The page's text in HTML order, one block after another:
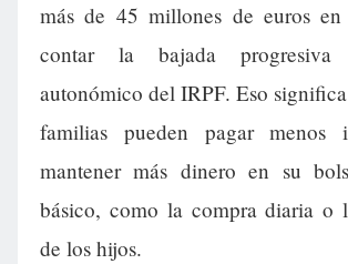
más de 45 millones de euros en
contar la bajada
autonómico del IRPF. Eso
familias pueden pagar menos
mantener más dinero en su
básico, como la compra diaria o
de los hijos.